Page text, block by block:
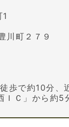
川町２７９
歩で約10分、
ＩＣ」から約5